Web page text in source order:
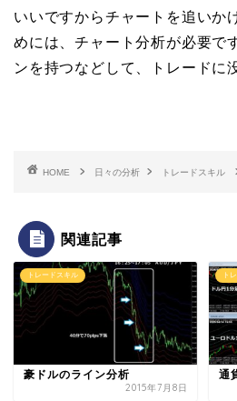
いいですからチャートを追いか
めには、チャート分析が必要で
ンを持つなどして、トレードに
HOME 日々の分析 トレードスキル
関連記事
トレードスキル
豪ドルのライン分析
2015年7月8日
ト
通